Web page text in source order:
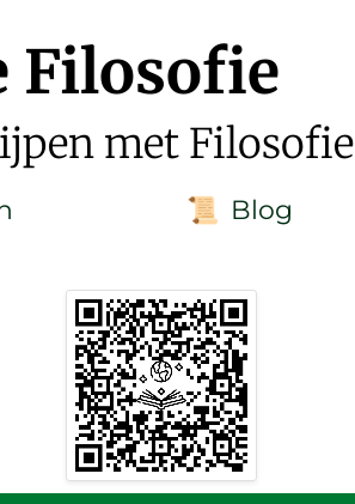
Filosofie
met Filosofie
📜 Blog